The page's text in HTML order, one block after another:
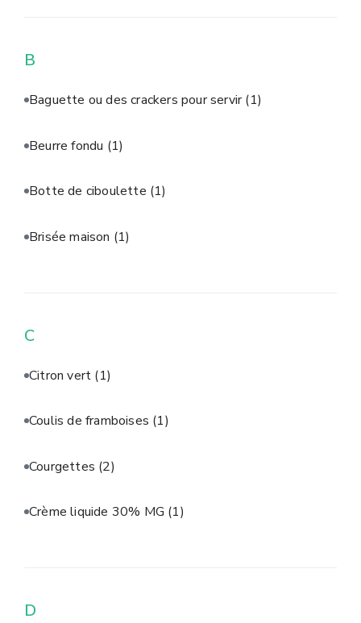
B
Baguette ou des crackers pour servir(1)
Beurre fondu (1)
Botte de ciboulette (1)
Brisée maison (1)
C
Citron vert (1)
Coulis de framboises (1)
Courgettes (2)
Crème liquide 30% MG (1)
D